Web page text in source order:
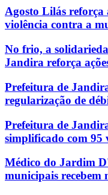
Agosto Lilás reforça
violência contra a
No frio, a
Jandira reforça
Prefeitura de
regularização de
Prefeitura de
simplificado com 95
Médico do Jardim
municipais recebem